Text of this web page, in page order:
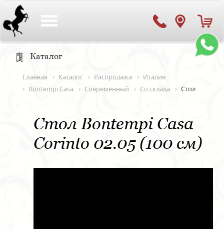
Каталог
Главная Каталог Распродажа
Италия
Bontempi Casa
Современный Со склада Стол
Стол Bontempi Casa
Corinto 02.05 (100 см)